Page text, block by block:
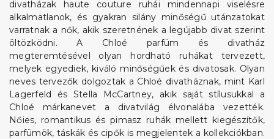
divatházak haute couture ruhái mindennapi viselésre
alkalmatlanok, és gyakran silány minőségű utánzatokat
varratnak a nők, akik szeretnének a legújabb divat szerint
öltözködni. A Chloé parfüm és divatház
megteremtésével olyan hordható ruhákat tervezett,
melyek egyediek, kiváló minőségűek és divatosak. Olyan
neves tervezők dolgoztak a Chloé divatháznak, mint Karl
Lagerfeld és Stella McCartney, akik saját stílusukkal a
Chloé márkanevet a divatvilág élvonalába vezették.
Nőies, romantikus és pimasz ruhák mellett kiegészítők,
parfümök, táskák és cipők is megjelentek a kollekciókban.